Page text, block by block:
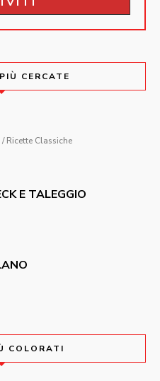
CERCATE
/ Ricette Classiche
E TALEGGIO
COLORATI